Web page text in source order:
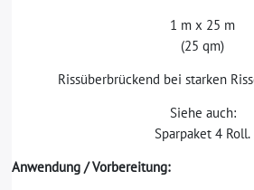
1 m x 25 m
(25 qm)
Rissüberbrückend bei starken
Siehe auch:
Sparpaket 4 Roll.
Anwendung / Vorbereitung: